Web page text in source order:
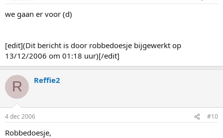
we gaan er voor (d)
[edit](Dit bericht is door robbedoesje bijgewerkt op
13/12/2006 om 01:18 uur)[/edit]
R Reffie2
4 dec 2006 #10
Robbedoesje,